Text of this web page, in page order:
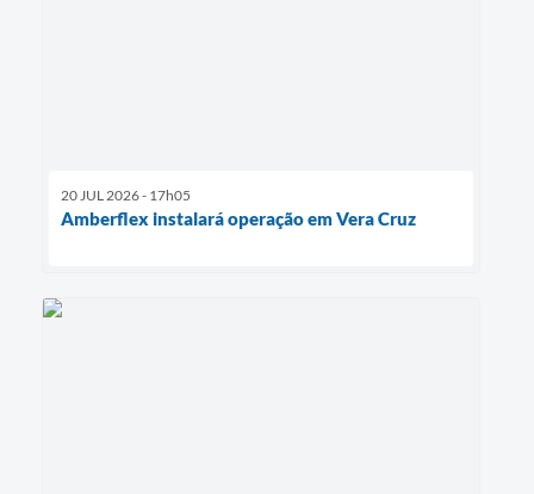
20 JUL 2026 - 17h05
Amberflex instalará operação em Vera Cruz